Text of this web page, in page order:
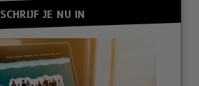
SCHRIJF JE NU IN